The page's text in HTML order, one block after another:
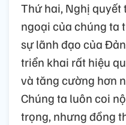
Thứ hai, Nghị quyết
ngoại của chúng ta
sự lãnh đạo của
triển khai rất hiệu
và tăng cường hơn
Chúng ta luôn coi
trọng, nhưng đồng